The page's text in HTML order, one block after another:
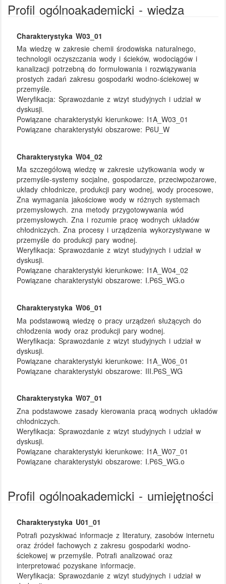
Profil ogólnoakademicki - wiedza
Charakterystyka W03_01
Ma wiedzę w zakresie chemii środowiska naturalnego,
technologii oczyszczania wody i ścieków, wodociągów i
kanalizacji potrzebną do formułowania i rozwiązywania
prostych zadań zakresu gospodarki wodno-ściekowej w
przemyśle.
Weryfikacja:Sprawozdanie z wizyt studyjnych i udział w
dyskusji.
Powiązane charakterystyki kierunkowe: I1A_W03_01
Powiązane charakterystyki obszarowe: P6U_W
Charakterystyka W04_02
Ma szczegółową wiedzę w zakresie użytkowania wody w
przemyśle-systemy socjalne, gospodarcze, przeciwpożarowe,
układy chłodnicze, produkcji pary wodnej, wody procesowe,
Zna wymagania jakościowe wody w różnych systemach
przemysłowych. zna metody przygotowywania wód
przemysłowych. Zna i rozumie pracę wodnych układów
chłodniczych. Zna procesy i urządzenia wykorzystywane w
przemyśle do produkcji pary wodnej.
Weryfikacja:Sprawozdanie z wizyt studyjnych i udział w
dyskusji.
Powiązane charakterystyki kierunkowe: I1A_W04_02
Powiązane charakterystyki obszarowe: I.P6S_WG.o
Charakterystyka W06_01
Ma podstawową wiedzę o pracy urządzeń służących do
chłodzenia wody oraz produkcji pary wodnej.
Weryfikacja:Sprawozdanie z wizyt studyjnych i udział w
dyskusji.
Powiązane charakterystyki kierunkowe: I1A_W06_01
Powiązane charakterystyki obszarowe: III.P6S_WG
Charakterystyka W07_01
Zna podstawowe zasady kierowania pracą wodnych układów
chłodniczych.
Weryfikacja:Sprawozdanie z wizyt studyjnych i udział w
dyskusji.
Powiązane charakterystyki kierunkowe: I1A_W07_01
Powiązane charakterystyki obszarowe: I.P6S_WG.o
Profil ogólnoakademicki - umiejętności
Charakterystyka U01_01
Potrafi pozyskiwać informacje z literatury, zasobów internetu
oraz źródeł fachowych z zakresu gospodarki wodno-
ściekowej w przemyśle. Potrafi analizować oraz
interpretować pozyskane informacje.
Weryfikacja:Sprawozdanie z wizyt studyjnych i udział w